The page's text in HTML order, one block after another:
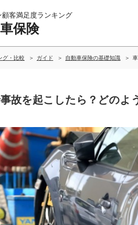
顧客満足度ランキング
保険
グ・比較 ガイド 自動車保険の基礎知識
故を起こしたら？どのよ